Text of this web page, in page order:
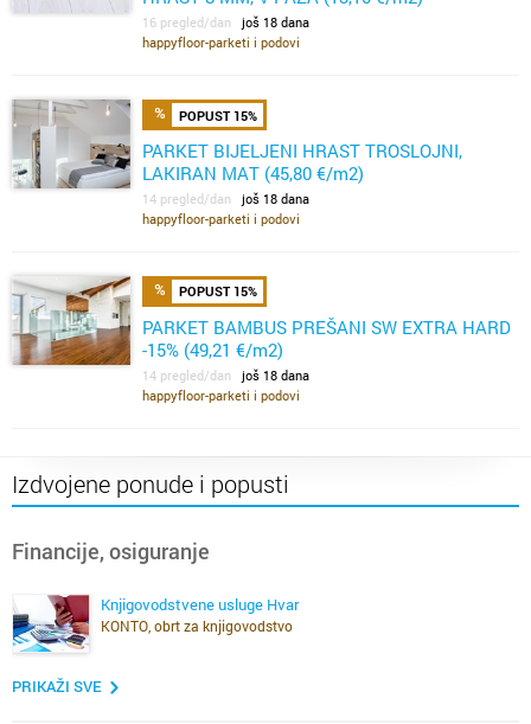
16 pregled/dan još 18 dana
happyfloor-parketi i podovi
POPUST 15%
PARKET BIJELJENI HRAST TROSLOJNI,
LAKIRAN MAT (45,80 €/m2)
14 pregled/dan još 18 dana
happyfloor-parketi i podovi
POPUST 15%
PARKET BAMBUS PREŠANI SW EXTRA HARD
-15% (49,21 €/m2)
14 pregled/dan još 18 dana
happyfloor-parketi i podovi
Izdvojene ponude i popusti
Financije, osiguranje
Knjigovodstvene usluge Hvar
KONTO, obrt za knjigovodstvo
PRIKAŽI SVE